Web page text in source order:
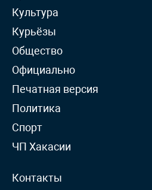
Культура
Курьёзы
Общество
Официально
Печатная версия
Политика
Спорт
ЧП Хакасии
Контакты